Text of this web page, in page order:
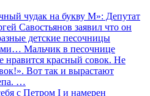
чудак на букву М»: Депутат
Савостьянов заявил что он
детские песочницы
Мальчик в песочнице
нравится красный совок. Не
Вот так и вырастают
…
с Петром I и намерен